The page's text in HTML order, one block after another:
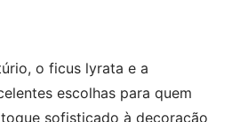
o ficus lyrata e a
escolhas para quem
sofisticado à decoração